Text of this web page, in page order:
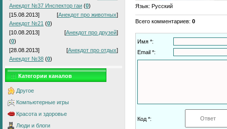
Анекдот №37 Инспектор гаи (0)
[15.08.2013]
[Анекдот про животных]
Анекдот №21 (0)
[10.08.2013]
[Анекдот про друзей]
(0)
[28.08.2013]
[Анекдот про отдых]
Анекдот №38 (0)
Категории каналов
Другое
Компьютерные игры
Красота и здоровье
Люди и блоги
Язык: Русский
Всего комментариев: 0
Имя *:
Email *:
Код *: